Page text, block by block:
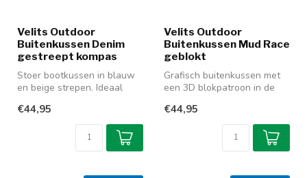
Velits Outdoor
Buitenkussen Denim
gestreept kompas
Stoer bootkussen in blauw
en beige strepen. Ideaal
de...
€44,95
Velits Outdoor
Buitenkussen Mud Race
geblokt
Grafisch buitenkussen met
een 3D blokpatroon in de
ecru....
€44,95